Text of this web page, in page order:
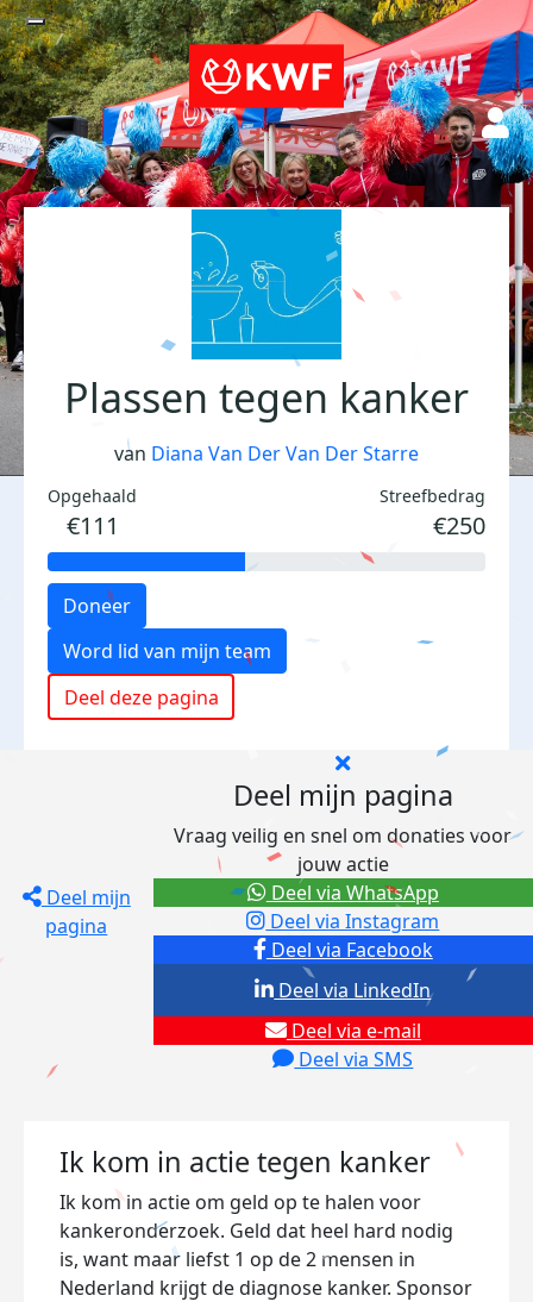
Plassen tegen kanker
van Diana Van Der Van Der Starre
Opgehaald
€111
Streefbedrag
€250
Doneer
Word lid van mijn team
Deel deze pagina
Deel mijn
pagina
Deel mijn pagina
Vraag veilig en snel om donaties voor
jouw actie
Deel via Facebook
Deel via Instagram
Deel via e-mail
Deel via SMS
Deel via LinkedIn
Deel via WhatsApp
Ik kom in actie tegen kanker
Ik kom in actie om geld op te halen voor
kankeronderzoek. Geld dat heel hard nodig
is, want maar liefst 1 op de 2 mensen in
Nederland krijgt de diagnose kanker. Sponsor